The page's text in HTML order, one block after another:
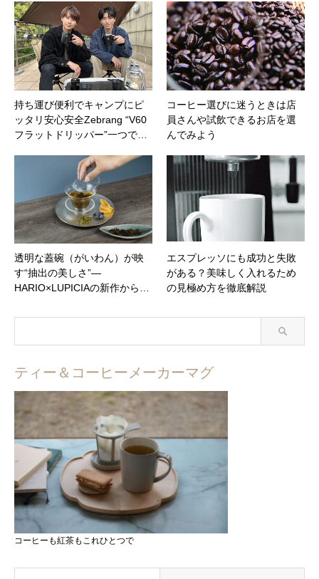
持ち運び便利でキャンプにピ
ッタリ安心安全Zebrang “V60
フラットドリッパー”一つで…
コーヒー選びに迷うときは店
員さんや試飲できるお店を選
んでみよう
透明な蓋碗（がいわん）が映
す“抽出の美しさ”—
HARIO×LUPICIAの新作から…
エスプレッソにも成功と失敗
がある？美味しく入れるため
の見極め方を徹底解説
ティー＆コーヒーメーカーマグ
コーヒーも紅茶もこれひとつで